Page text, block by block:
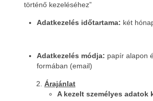
történő kezeléséhez”
Adatkezelés időtartama: két
Adatkezelés módja: papír alapon
formában (email)
Árajánlat
A kezelt személyes adatok